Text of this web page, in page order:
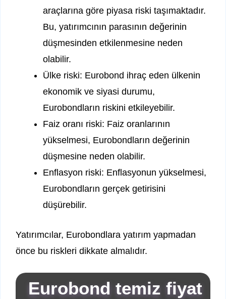
araçlarına göre piyasa riski taşımaktadır.
Bu, yatırımcının parasının değerinin
düşmesinden etkilenmesine neden
olabilir.
Ülke riski: Eurobond ihraç eden ülkenin
ekonomik ve siyasi durumu,
Eurobondların riskini etkileyebilir.
Faiz oranı riski: Faiz oranlarının
yükselmesi, Eurobondların değerinin
düşmesine neden olabilir.
Enflasyon riski: Enflasyonun yükselmesi,
Eurobondların gerçek getirisini
düşürebilir.
Yatırımcılar, Eurobondlara yatırım yapmadan
önce bu riskleri dikkate almalıdır.
Eurobond temiz fiyat